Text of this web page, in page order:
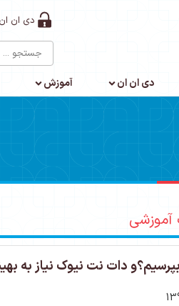
دی ان
دی ان ان آموزش
آموزشی
دات نت نیوک نیاز به